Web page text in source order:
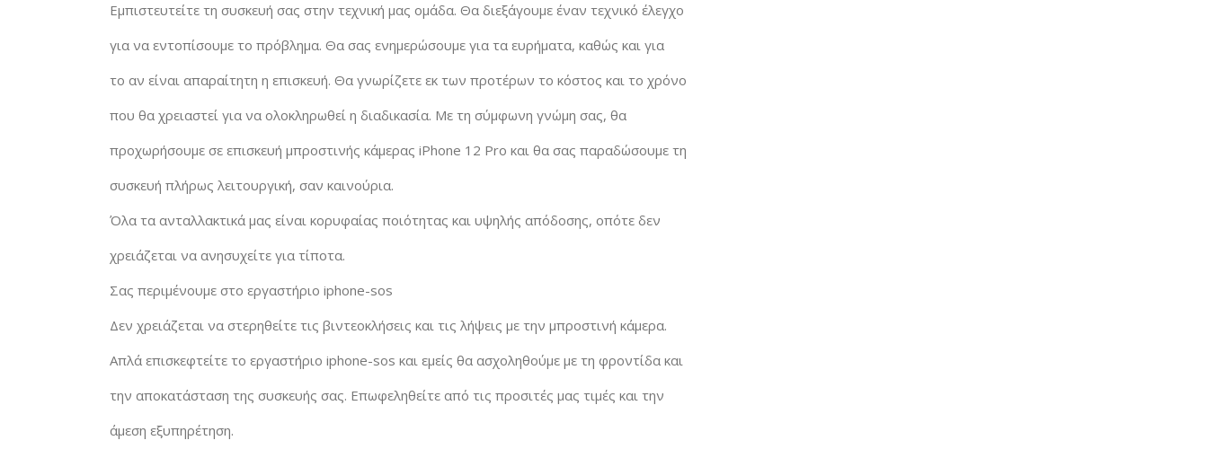
Εμπιστευτείτε τη συσκευή σας στην τεχνική μας ομάδα. Θα διεξάγουμε έναν τεχνικό έλεγχο
για να εντοπίσουμε το πρόβλημα. Θα σας ενημερώσουμε για τα ευρήματα, καθώς και για
το αν είναι απαραίτητη η επισκευή. Θα γνωρίζετε εκ των προτέρων το κόστος και το χρόνο
που θα χρειαστεί για να ολοκληρωθεί η διαδικασία. Με τη σύμφωνη γνώμη σας, θα
προχωρήσουμε σε επισκευή μπροστινής κάμερας iPhone 12 Pro και θα σας παραδώσουμε τη
συσκευή πλήρως λειτουργική, σαν καινούρια.
Όλα τα ανταλλακτικά μας είναι κορυφαίας ποιότητας και υψηλής απόδοσης, οπότε δεν
χρειάζεται να ανησυχείτε για τίποτα.
Σας περιμένουμε στο εργαστήριο iphone-sos
Δεν χρειάζεται να στερηθείτε τις βιντεοκλήσεις και τις λήψεις με την μπροστινή κάμερα.
Απλά επισκεφτείτε το εργαστήριο iphone-sos και εμείς θα ασχοληθούμε με τη φροντίδα και
την αποκατάσταση της συσκευής σας. Επωφεληθείτε από τις προσιτές μας τιμές και την
άμεση εξυπηρέτηση.